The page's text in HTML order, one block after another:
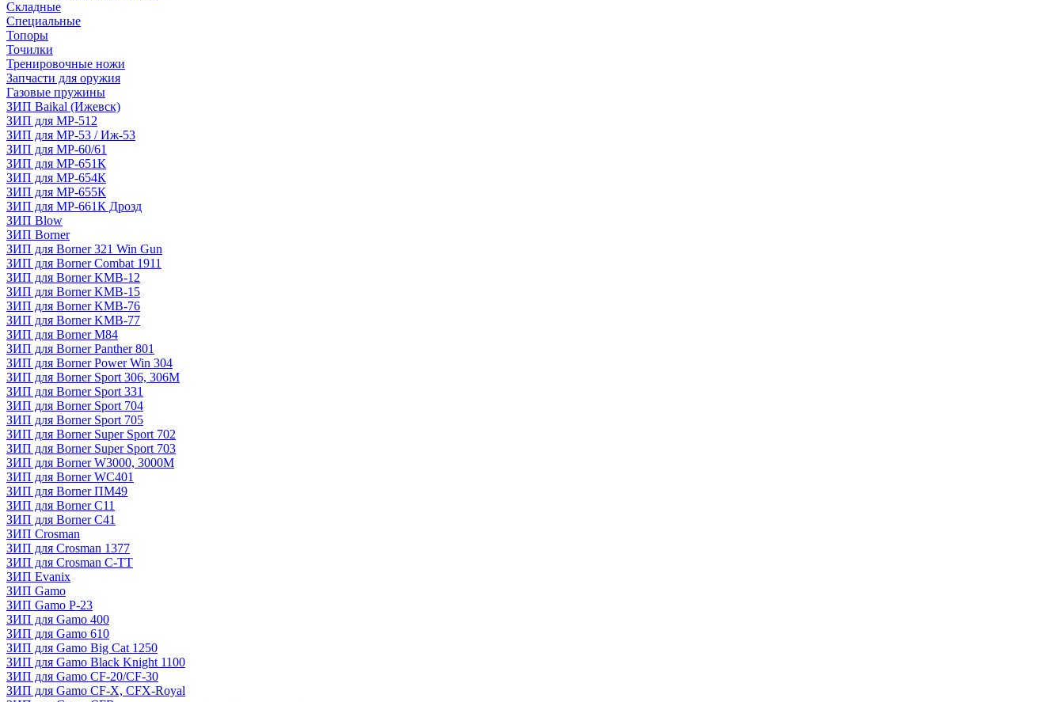
Складные
Специальные
Топоры
Точилки
Тренировочные ножи
Запчасти для оружия
Газовые пружины
ЗИП Baikal (Ижевск)
ЗИП для МР-512
ЗИП для МР-53 / Иж-53
ЗИП для МР-60/61
ЗИП для МР-651К
ЗИП для МР-654К
ЗИП для МР-655К
ЗИП для МР-661К Дрозд
ЗИП Blow
ЗИП Borner
ЗИП для Borner 321 Win Gun
ЗИП для Borner Combat 1911
ЗИП для Borner KMB-12
ЗИП для Borner KMB-15
ЗИП для Borner KMB-76
ЗИП для Borner KMB-77
ЗИП для Borner M84
ЗИП для Borner Panther 801
ЗИП для Borner Power Win 304
ЗИП для Borner Sport 306, 306M
ЗИП для Borner Sport 331
ЗИП для Borner Sport 704
ЗИП для Borner Sport 705
ЗИП для Borner Super Sport 702
ЗИП для Borner Super Sport 703
ЗИП для Borner W3000, 3000М
ЗИП для Borner WC401
ЗИП для Borner ПМ49
ЗИП для Borner С11
ЗИП для Borner С41
ЗИП Crosman
ЗИП для Crosman 1377
ЗИП для Crosman C-TT
ЗИП Evanix
ЗИП Gamo
ЗИП Gamo P-23
ЗИП для Gamo 400
ЗИП для Gamo 610
ЗИП для Gamo Big Cat 1250
ЗИП для Gamo Black Knight 1100
ЗИП для Gamo CF-20/CF-30
ЗИП для Gamo CF-X, CFX-Royal